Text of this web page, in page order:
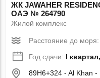
ЖК JAWAHER
ОАЭ № 264790
Жилой комплекс
Расстояние до
Год сдачи: I
89H6+324 - Al Khan -